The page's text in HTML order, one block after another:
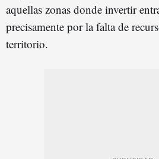
aquellas zonas donde invertir
precisamente por la falta de
territorio.